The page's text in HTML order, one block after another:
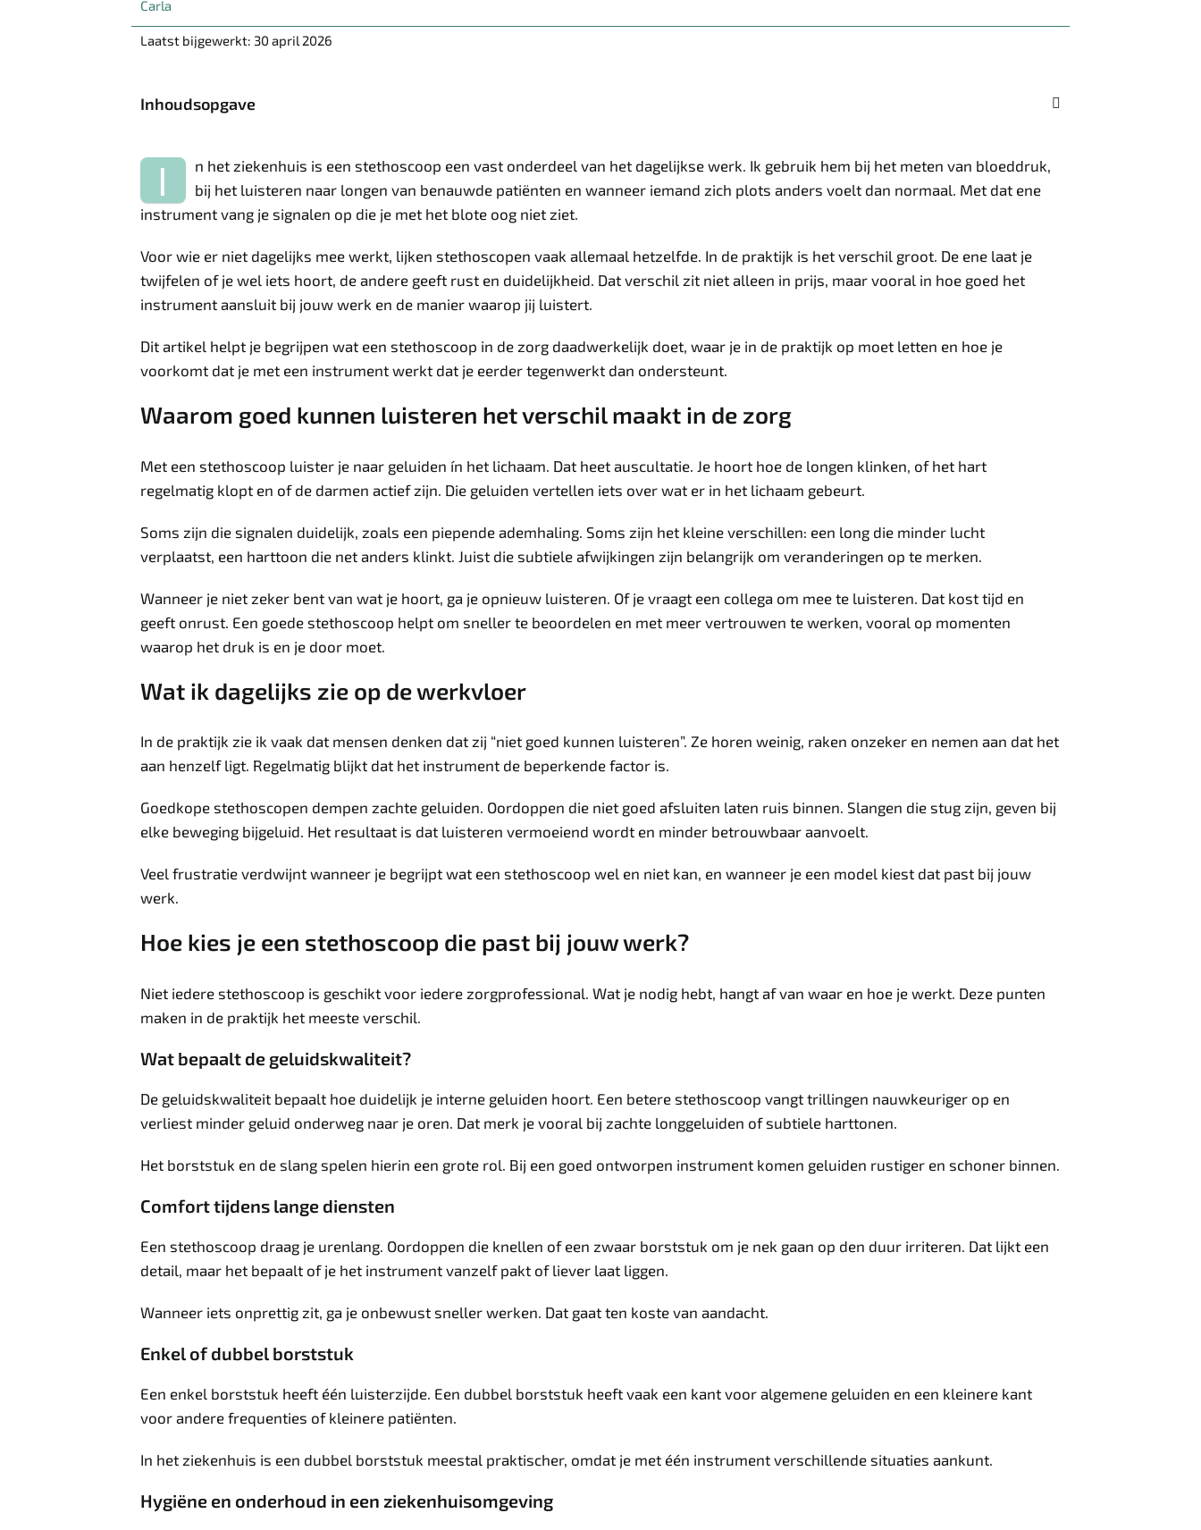
Carla
Laatst bijgewerkt: 30 april 2026
Inhoudsopgave 
I
n het ziekenhuis is een stethoscoop een vast onderdeel van het dagelijkse werk. Ik gebruik hem bij het meten van bloeddruk,
bij het luisteren naar longen van benauwde patiënten en wanneer iemand zich plots anders voelt dan normaal. Met dat ene
instrument vang je signalen op die je met het blote oog niet ziet.
Voor wie er niet dagelijks mee werkt, lijken stethoscopen vaak allemaal hetzelfde. In de praktijk is het verschil groot. De ene laat je
twijfelen of je wel iets hoort, de andere geeft rust en duidelijkheid. Dat verschil zit niet alleen in prijs, maar vooral in hoe goed het
instrument aansluit bij jouw werk en de manier waarop jij luistert.
Dit artikel helpt je begrijpen wat een stethoscoop in de zorg daadwerkelijk doet, waar je in de praktijk op moet letten en hoe je
voorkomt dat je met een instrument werkt dat je eerder tegenwerkt dan ondersteunt.
Waarom goed kunnen luisteren het verschil maakt in de zorg
Met een stethoscoop luister je naar geluiden ín het lichaam. Dat heet auscultatie. Je hoort hoe de longen klinken, of het hart
regelmatig klopt en of de darmen actief zijn. Die geluiden vertellen iets over wat er in het lichaam gebeurt.
Soms zijn die signalen duidelijk, zoals een piepende ademhaling. Soms zijn het kleine verschillen: een long die minder lucht
verplaatst, een harttoon die net anders klinkt. Juist die subtiele afwijkingen zijn belangrijk om veranderingen op te merken.
Wanneer je niet zeker bent van wat je hoort, ga je opnieuw luisteren. Of je vraagt een collega om mee te luisteren. Dat kost tijd en
geeft onrust. Een goede stethoscoop helpt om sneller te beoordelen en met meer vertrouwen te werken, vooral op momenten
waarop het druk is en je door moet.
Wat ik dagelijks zie op de werkvloer
In de praktijk zie ik vaak dat mensen denken dat zij “niet goed kunnen luisteren”. Ze horen weinig, raken onzeker en nemen aan dat het
aan henzelf ligt. Regelmatig blijkt dat het instrument de beperkende factor is.
Goedkope stethoscopen dempen zachte geluiden. Oordoppen die niet goed afsluiten laten ruis binnen. Slangen die stug zijn, geven bij
elke beweging bijgeluid. Het resultaat is dat luisteren vermoeiend wordt en minder betrouwbaar aanvoelt.
Veel frustratie verdwijnt wanneer je begrijpt wat een stethoscoop wel en niet kan, en wanneer je een model kiest dat past bij jouw
werk.
Hoe kies je een stethoscoop die past bij jouw werk?
Niet iedere stethoscoop is geschikt voor iedere zorgprofessional. Wat je nodig hebt, hangt af van waar en hoe je werkt. Deze punten
maken in de praktijk het meeste verschil.
Wat bepaalt de geluidskwaliteit?
De geluidskwaliteit bepaalt hoe duidelijk je interne geluiden hoort. Een betere stethoscoop vangt trillingen nauwkeuriger op en
verliest minder geluid onderweg naar je oren. Dat merk je vooral bij zachte longgeluiden of subtiele harttonen.
Het borststuk en de slang spelen hierin een grote rol. Bij een goed ontworpen instrument komen geluiden rustiger en schoner binnen.
Comfort tijdens lange diensten
Een stethoscoop draag je urenlang. Oordoppen die knellen of een zwaar borststuk om je nek gaan op den duur irriteren. Dat lijkt een
detail, maar het bepaalt of je het instrument vanzelf pakt of liever laat liggen.
Wanneer iets onprettig zit, ga je onbewust sneller werken. Dat gaat ten koste van aandacht.
Enkel of dubbel borststuk
Een enkel borststuk heeft één luisterzijde. Een dubbel borststuk heeft vaak een kant voor algemene geluiden en een kleinere kant
voor andere frequenties of kleinere patiënten.
In het ziekenhuis is een dubbel borststuk meestal praktischer, omdat je met één instrument verschillende situaties aankunt.
Hygiëne en onderhoud in een ziekenhuisomgeving